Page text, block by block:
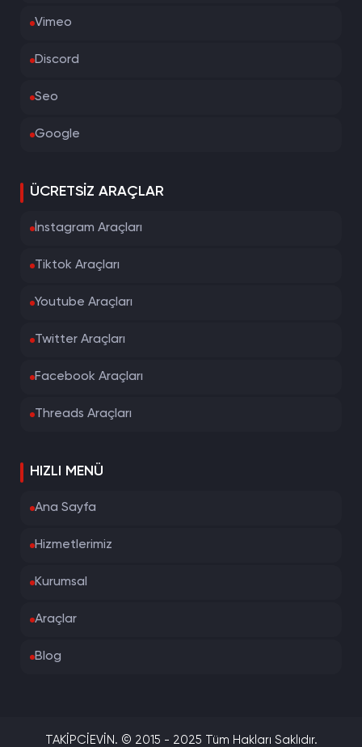
Vimeo
Discord
Seo
Google
ÜCRETSIZ ARAÇLAR
İnstagram Araçları
Tiktok Araçları
Youtube Araçları
Twitter Araçları
Facebook Araçları
Threads Araçları
HIZLI MENÜ
Ana Sayfa
Hizmetlerimiz
Kurumsal
Araçlar
Blog
TAKİPCİEVİN. © 2015 - 2025 Tüm Hakları Saklıdır.